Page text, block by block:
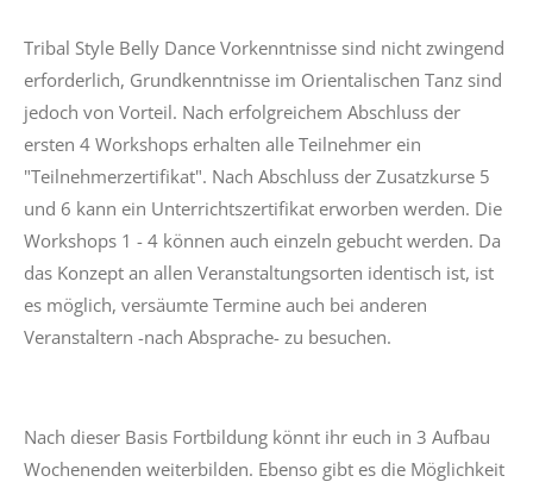
Tribal Style Belly Dance Vorkenntnisse sind nicht zwingend
erforderlich, Grundkenntnisse im Orientalischen Tanz sind
jedoch von Vorteil. Nach erfolgreichem Abschluss der
ersten 4 Workshops erhalten alle Teilnehmer ein
"Teilnehmerzertifikat". Nach Abschluss der Zusatzkurse 5
und 6 kann ein Unterrichtszertifikat erworben werden. Die
Workshops 1 - 4 können auch einzeln gebucht werden. Da
das Konzept an allen Veranstaltungsorten identisch ist, ist
es möglich, versäumte Termine auch bei anderen
Veranstaltern -nach Absprache- zu besuchen.
Nach dieser Basis Fortbildung könnt ihr euch in 3 Aufbau
Wochenenden weiterbilden. Ebenso gibt es die Möglichkeit